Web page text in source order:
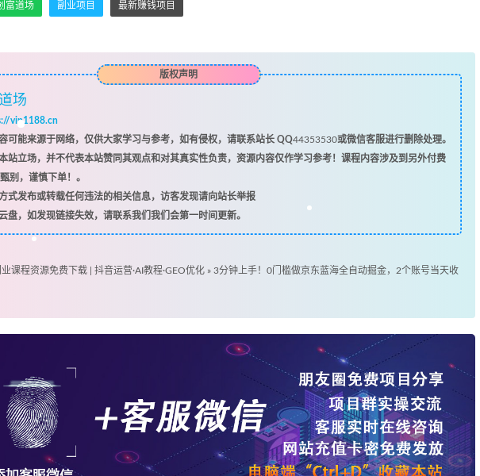
富道场 副业项目 最新赚钱项目
版权声明
场
vip1188.cn
可能来源于网络，仅供大家学习与参考，如有侵权，请联系站长 QQ44353530或微信客服进行删除处理。
站立场，并不代表本站赞同其观点和对其真实性负责，资源内容仅作学习参考！课程内容涉及到另外付费
别，谨慎下单！。
式发布或转载任何违法的相关信息，访客发现请向站长举报
盘，如发现链接失效，请联系我们我们会第一时间更新。
课程资源免费下载 | 抖音运营·AI教程·GEO优化 » 3分钟上手！0门槛做京东蓝海全自动掘金，2个账号当天收